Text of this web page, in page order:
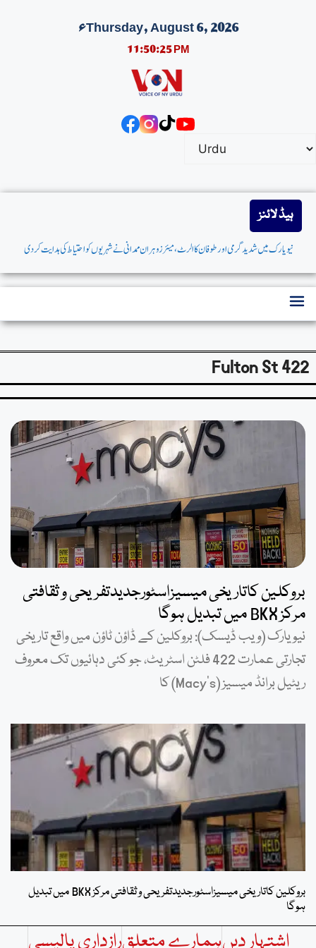
Thursday, August 6, 2026ء
11:50:25 PM
ہیڈ لائنز
نیویارک میں شدیدگرمی اورطوفان کاالرٹ،میئر زوہران ممدانی نےشہریوں کواحتیاط کی ہدایت کردی
422 Fulton St
بروکلین کاتاریخی میسیزاسٹورجدیدتفریحی و ثقافتی
مرکز BKX میں تبدیل ہوگا
نیویارک (ویب ڈیسک): بروکلین کے ڈاؤن ٹاؤن میں واقع تاریخی
تجارتی عمارت 422 فلٹن اسٹریٹ، جو کئی دہائیوں تک معروف
ریٹیل برانڈ میسیز (Macy’s) کا
بروکلین کاتاریخی میسیزاسٹورجدیدتفریحی و ثقافتی مرکز BKX میں تبدیل
ہوگا
اشتہار دیںہمارے متعلقرازداری پالیسی